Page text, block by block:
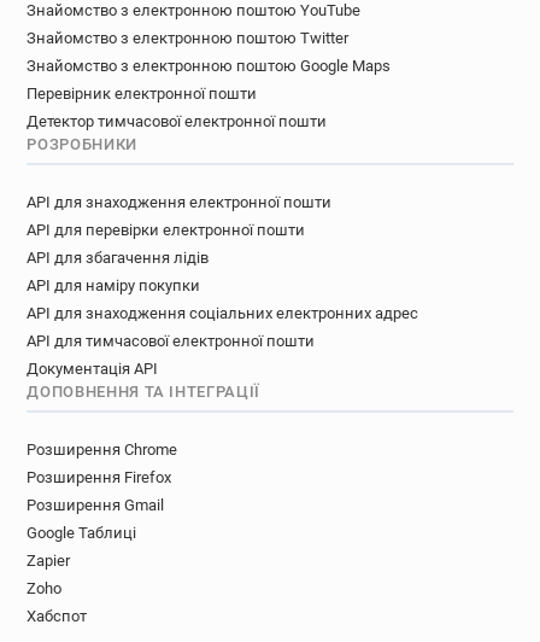
Знайомство з електронною поштою YouTube
Знайомство з електронною поштою Twitter
Знайомство з електронною поштою Google Maps
Перевірник електронної пошти
Детектор тимчасової електронної пошти
РОЗРОБНИКИ
API для знаходження електронної пошти
API для перевірки електронної пошти
API для збагачення лідів
API для наміру покупки
API для знаходження соціальних електронних адрес
API для тимчасової електронної пошти
Документація API
ДОПОВНЕННЯ ТА ІНТЕГРАЦІЇ
Розширення Chrome
Розширення Firefox
Розширення Gmail
Google Таблиці
Zapier
Zoho
Хабспот